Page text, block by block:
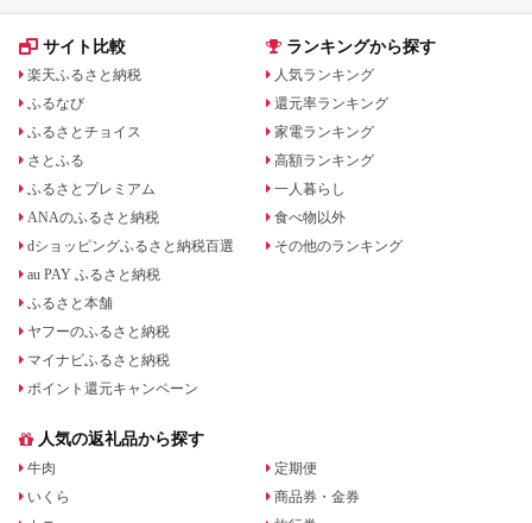
サイト比較
楽天ふるさと納税
ふるなび
ふるさとチョイス
さとふる
ふるさとプレミアム
ANAのふるさと納税
dショッピングふるさと納税百選
au PAY ふるさと納税
ふるさと本舗
ヤフーのふるさと納税
マイナビふるさと納税
ポイント還元キャンペーン
ランキングから探す
人気ランキング
還元率ランキング
家電ランキング
高額ランキング
一人暮らし
食べ物以外
その他のランキング
人気の返礼品から探す
牛肉
いくら
定期便
商品券・金券